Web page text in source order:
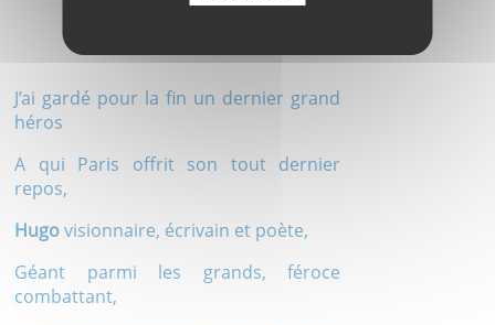
J’ai gardé pour la fin un dernier grand
héros
A qui Paris offrit son tout dernier
repos,
Hugovisionnaire, écrivain et poète,
Géant parmi les grands, féroce
combattant,